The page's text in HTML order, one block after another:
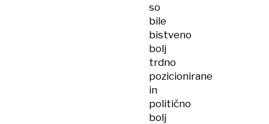
so
bile
bistveno
bolj
trdno
pozicionirane
in
politično
bolj